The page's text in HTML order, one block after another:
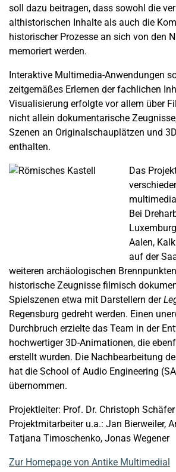
soll dazu beitragen, dass sowohl die
althistorischen Inhalte als auch die
historischer Prozesse an sich von den
memoriert werden.
Interaktive Multimedia-Anwendungen
zeitgemäßes Erlernen der fachlichen
Visualisierung erfolgte vor allem über
nicht allein dokumentarische
Szenen an Originalschauplätzen und
enthalten.
Das
Bei
Aalen,
auf der
weiteren archäologischen
historische Zeugnisse filmisch
Spielszenen etwa mit Darstellern der
Regensburg gedreht werden. Einen
Durchbruch erzielte das Team in der
hochwertiger 3D-Animationen, die
erstellt wurden. Die Nachbearbeitung
hat die School of Audio Engineering
übernommen.
Projektleiter: Prof. Dr. Christoph Schäfer
Projektmitarbeiter u.a.: Jan Bierweiler,
Tatjana Timoschenko, Jonas Wegener
Zur Homepage von Antike Multimedial